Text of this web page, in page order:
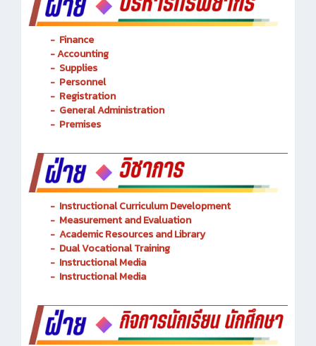
- Finance
-Accounting
- Supplies
- Personnel
- Registration
- General Administration
- Premises
- Instructional Curriculum Development
- Measurement and Evaluation
- Academic Resources and Library
- Dual Vocational Training
- Instructional Media
- Instructional Media